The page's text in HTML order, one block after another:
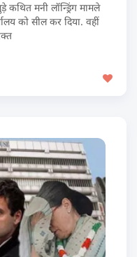
मनी लॉन्ड्रिंग मामले
को सील कर दिया. वहीं